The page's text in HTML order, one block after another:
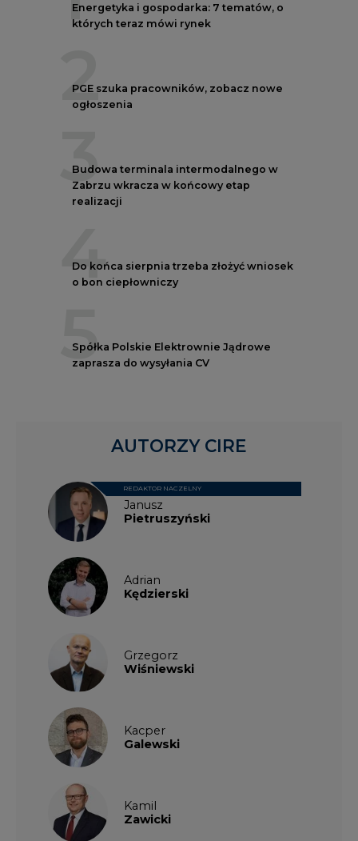
Energetyka i gospodarka: 7 tematów, o
których teraz mówi rynek
2
PGE szuka pracowników, zobacz nowe
ogłoszenia
3
Budowa terminala intermodalnego w
Zabrzu wkracza w końcowy etap
realizacji
4
Do końca sierpnia trzeba złożyć wniosek
o bon ciepłowniczy
5
Spółka Polskie Elektrownie Jądrowe
zaprasza do wysyłania CV
Janusz
Pietruszyński
REDAKTOR NACZELNY
Adrian
Kędzierski
Grzegorz
Wiśniewski
Kacper
Galewski
Kamil
Zawicki
AUTORZY CIRE